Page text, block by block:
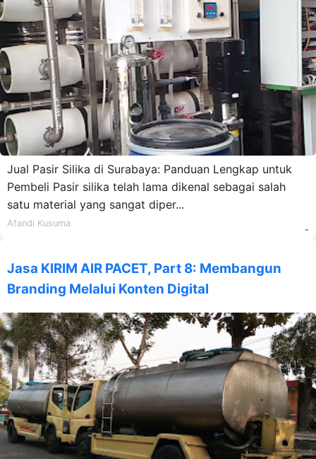
Jual Pasir Silika di Surabaya: Panduan Lengkap untuk
Pembeli Pasir silika telah lama dikenal sebagai salah
satu material yang sangat diper...
Afandi Kusuma
-
Jasa KIRIM AIR PACET, Part 8: Membangun
Branding Melalui Konten Digital